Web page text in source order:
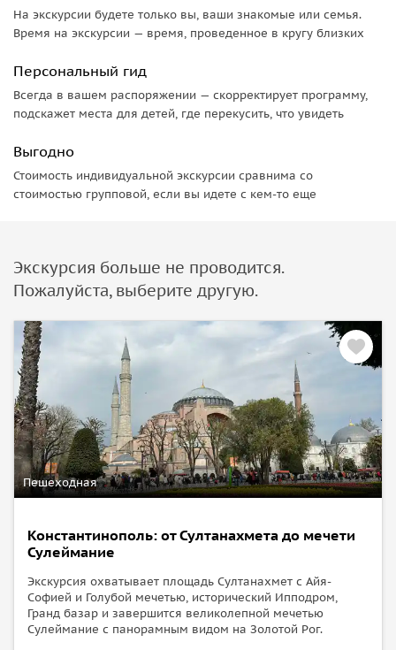
На экскурсии будете только вы, ваши знакомые или семья.
Время на экскурсии — время, проведенное в кругу близких
Персональный гид
Всегда в вашем распоряжении — скорректирует программу,
подскажет места для детей, где перекусить, что увидеть
Выгодно
Стоимость индивидуальной экскурсии сравнима со
стоимостью групповой, если вы идете с кем-то еще
Экскурсия больше не проводится.
Пожалуйста, выберите другую.
Пешеходная
Константинополь: от Султанахмета до мечети
Сулеймание
Экскурсия охватывает площадь Султанахмет с Айя-
Софией и Голубой мечетью, исторический Ипподром,
Гранд базар и завершится великолепной мечетью
Сулеймание с панорамным видом на Золотой Рог.